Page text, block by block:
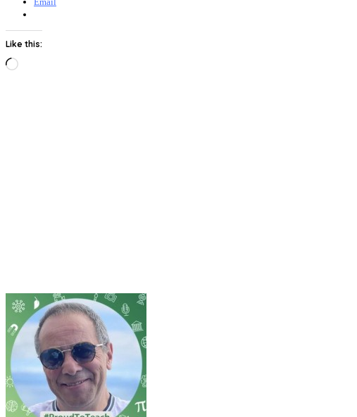
Like this:
Loading…